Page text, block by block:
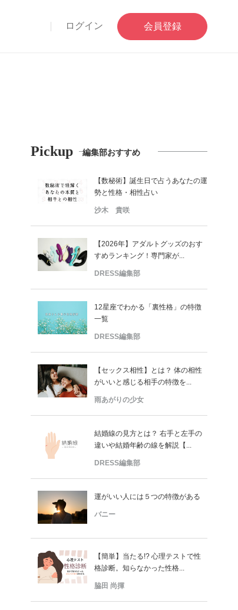
ログイン 会員登録
Pickup 編集部おすすめ
【数秘術】誕生日で占うあなたの運
勢と性格・相性占い
沙木 貴咲
【2026年】アダルトグッズのおす
すめランキング！専門家が...
DRESS編集部
12星座でわかる「裏性格」の特徴
一覧
DRESS編集部
【セックス相性】とは？ 体の相性
がいいと感じる相手の特徴を...
雨あがりの少女
結婚線の見方とは？ 右手と左手の
違いや結婚年齢の線を解説【...
DRESS編集部
運がいい人には５つの特徴がある
バニー
【簡単】当たる!? 心理テストで性
格診断。知らなかった性格...
脇田 尚揮